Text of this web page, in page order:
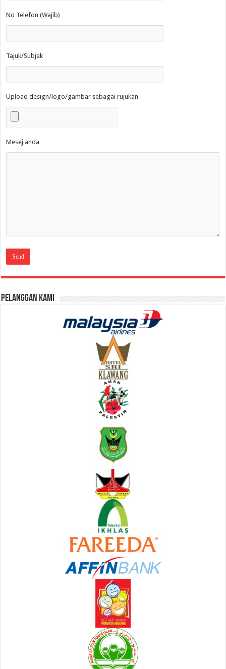
No Telefon (Wajib)
Tajuk/Subjek
Upload design/logo/gambar sebagai rujukan
Mesej anda
Pelanggan Kami